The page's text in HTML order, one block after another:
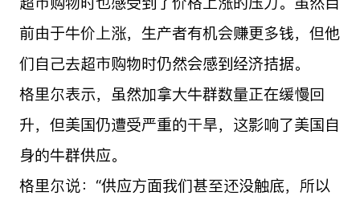
前由于牛价上涨，生产者有机会赚更多钱，但他
们自己去超市购物时仍然会感到经济拮据。
格里尔表示，虽然加拿大牛群数量正在缓慢回
升，但美国仍遭受严重的干旱，这影响了美国自
身的牛群供应。
格里尔说：“供应方面我们甚至还没触底，所以